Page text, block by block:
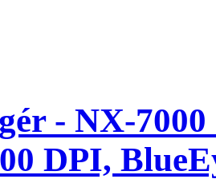
- NX-
DPI,